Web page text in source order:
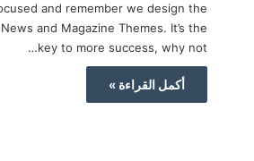
and remember we design the
and Magazine Themes. It’s the
key to more success, why not…
أكمل القراءة »